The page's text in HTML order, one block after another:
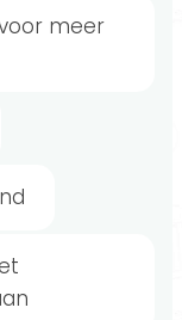
meer